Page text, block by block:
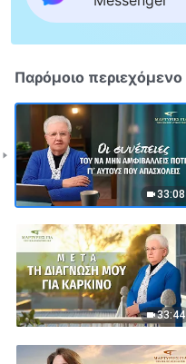
Παρόμοιο περιεχόμενο
33:08
33:44